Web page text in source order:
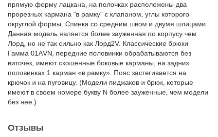
прямую форму лацкана, на полочках расположены два
прорезных кармана "в рамку" с клапаном, углы которого
округлой формы. Спинка со средним швом и двумя шлицами.
Данная модель является более зауженная по корпусу чем
Лорд, но не так сильно как Лорд2V. Классические брюки
Гамма 01АVN, передние половинки обрабатываются без
виточек, имеют скошенные боковые карманы, на задних
половинках 1 карман «в рамку». Пояс застегивается на
крючок и на пуговицу. (Модели пиджаков и брюк, которые
имеют в своем номере букву N более зауженные, чем модели
без нее.)
Отзывы